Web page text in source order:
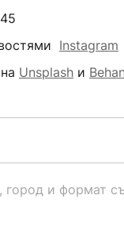
Instagram
Unsplash и